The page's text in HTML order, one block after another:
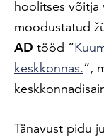
hoolitses võitja
moodustatud
AD tööd “
keskkonnas.”,
Tänavust pidu